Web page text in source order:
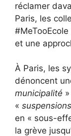
réclamer
Paris, les
et une
À Paris, les
dénoncent
municipalité
«
en « sous-
la grève